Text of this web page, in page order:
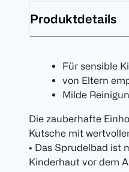
Produktdetails
Für sensible
von Eltern
Milde
Die zauberhafte
Kutsche mit
• Das Sprudelbad ist
Kinderhaut vor dem